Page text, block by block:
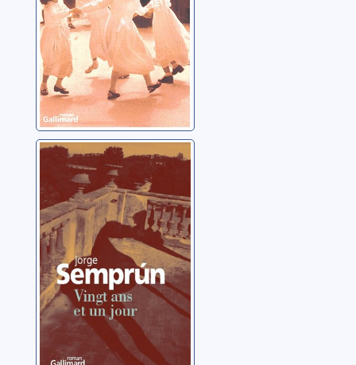
Vingt ans et un
jour: roman
Semprun, Jorge